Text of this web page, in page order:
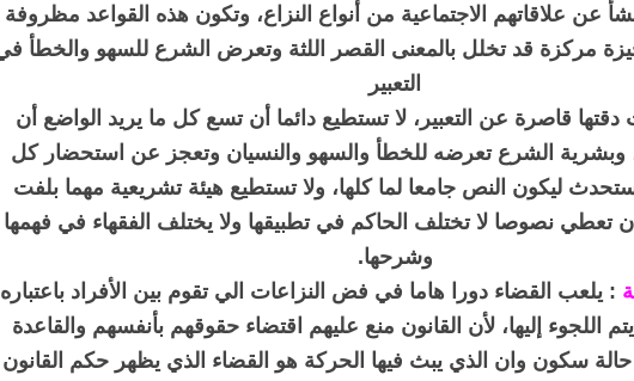
عن علاقاتهم الاجتماعية من أنواع النزاع، وتكون هذه القواعد مظروفة
مركزة قد تخلل بالمعنى القصر اللثة وتعرض الشرع للسهو والخطأ
التعبير
دقتها قاصرة عن التعبير، لا تستطيع دائما أن تسع كل ما يريد الواضع أن
وبشرية الشرع تعرضه للخطأ والسهو والنسيان وتعجز عن استحضار كل
ستحدث ليكون النص جامعا لما كلها، ولا تستطيع هيئة تشريعية مهما بلفت
تعطي نصوصا لا تختلف الحاكم في تطبيقها ولا يختلف الفقهاء في فهمها
وشرحها.
: يلعب القضاء دورا هاما في فض النزاعات الي تقوم بين الأفراد باعتباره
اللجوء إليها، لأن القانون منع عليهم اقتضاء حقوقهم بأنفسهم والقاعدة
حالة سكون وان الذي يبث فيها الحركة هو القضاء الذي يظهر حكم القانون